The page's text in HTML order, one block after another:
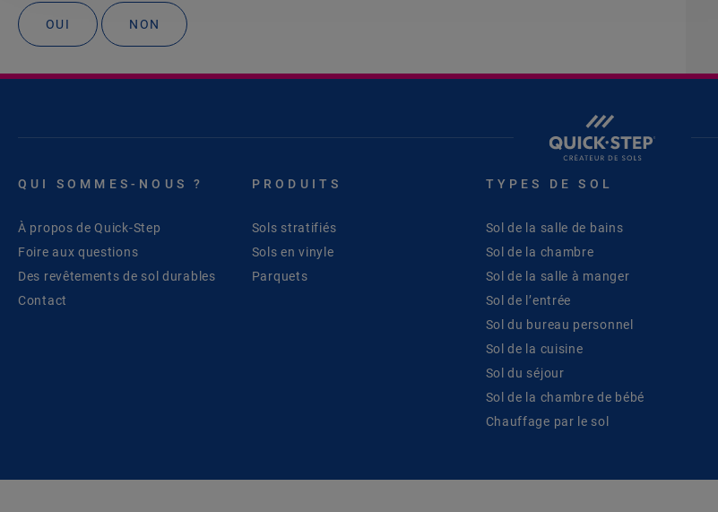
OUI NON
QUI SOMMES-NOUS ?
À propos de Quick-Step
Foire aux questions
Des revêtements de sol durables
Contact
PRODUITS
Sols stratifiés
Sols en vinyle
Parquets
TYPES DE SOL
Sol de la salle de bains
Sol de la chambre
Sol de la salle à manger
Sol de l’entrée
Sol du bureau personnel
Sol de la cuisine
Sol du séjour
Sol de la chambre de bébé
Chauffage par le sol